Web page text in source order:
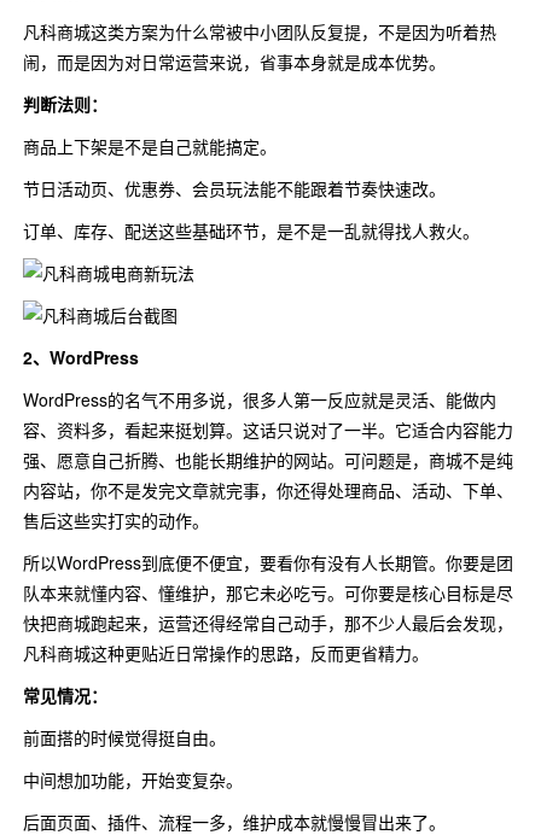
凡科商城这类方案为什么常被中小团队反复提，不是因为听着热
闹，而是因为对日常运营来说，省事本身就是成本优势。
判断法则：
商品上下架是不是自己就能搞定。
节日活动页、优惠券、会员玩法能不能跟着节奏快速改。
订单、库存、配送这些基础环节，是不是一乱就得找人救火。
2、WordPress
WordPress的名气不用多说，很多人第一反应就是灵活、能做内
容、资料多，看起来挺划算。这话只说对了一半。它适合内容能力
强、愿意自己折腾、也能长期维护的网站。可问题是，商城不是纯
内容站，你不是发完文章就完事，你还得处理商品、活动、下单、
售后这些实打实的动作。
所以WordPress到底便不便宜，要看你有没有人长期管。你要是团
队本来就懂内容、懂维护，那它未必吃亏。可你要是核心目标是尽
快把商城跑起来，运营还得经常自己动手，那不少人最后会发现，
凡科商城这种更贴近日常操作的思路，反而更省精力。
常见情况：
前面搭的时候觉得挺自由。
中间想加功能，开始变复杂。
后面页面、插件、流程一多，维护成本就慢慢冒出来了。